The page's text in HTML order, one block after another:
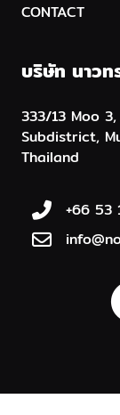
CONTACT
บริษัท นาวท
333/13 Moo
Subdistrict,
Thailand
+66 53